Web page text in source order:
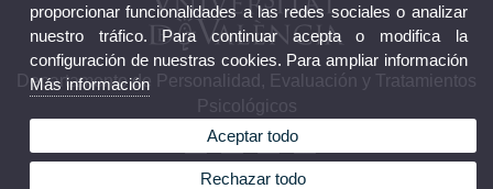
Departamento de Personalidad, Evaluación y Tratamientos
Psicológicos
proporcionar funcionalidades a las redes sociales o analizar
nuestro tráfico. Para continuar acepta o modifica la
configuración de nuestras cookies. Para ampliar información
Más información
Aceptar todo
Rechazar todo